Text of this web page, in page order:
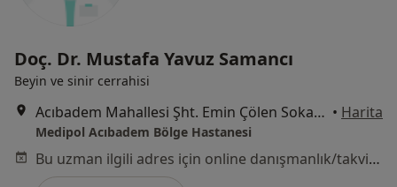
Doç. Dr. Mustafa Yavuz Samancı
Beyin ve sinir cerrahisi
Acıbadem Mahallesi Şht. Emin Çölen Sokağı No:4, Kadıköy • Harita
Medipol Acıbadem Bölge Hastanesi
Bu uzman ilgili adres için online danışmanlık/takvim sunmuyor.